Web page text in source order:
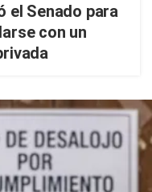
el Senado para
con un